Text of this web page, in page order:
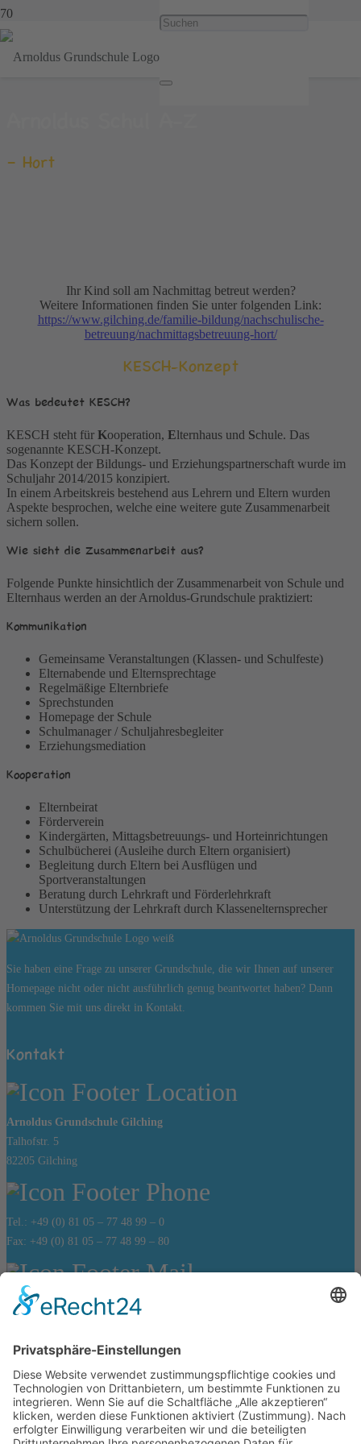
– Hort
Ihr Kind soll am Nachmittag betreut werden?
Weitere Informationen finden Sie unter folgenden Link:
https://www.gilching.de/familie-bildung/nachschulische-
betreuung/nachmittagsbetreuung-hort/
KESCH-Konzept
Was bedeutet KESCH?
KESCH steht für Kooperation, Elternhaus und Schule. Das
sogenannte KESCH-Konzept.
Das Konzept der Bildungs- und Erziehungspartnerschaft wurde im
Schuljahr 2014/2015 konzipiert.
In einem Arbeitskreis bestehend aus Lehrern und Eltern wurden
Aspekte besprochen, welche eine weitere gute Zusammenarbeit
sichern sollen.
Wie sieht die Zusammenarbeit aus?
Folgende Punkte hinsichtlich der Zusammenarbeit von Schule und
Elternhaus werden an der Arnoldus-Grundschule praktiziert:
Kommunikation
Gemeinsame Veranstaltungen (Klassen- und Schulfeste)
Elternabende und Elternsprechtage
Regelmäßige Elternbriefe
Sprechstunden
Homepage der Schule
Schulmanager / Schuljahresbegleiter
Erziehungsmediation
Kooperation
Elternbeirat
Förderverein
Kindergärten, Mittagsbetreuungs- und Horteinrichtungen
Schulbücherei (Ausleihe durch Eltern organisiert)
Begleitung durch Eltern bei Ausflügen und
Sportveranstaltungen
Beratung durch Lehrkraft und Förderlehrkraft
Unterstützung der Lehrkraft durch Klassenelternsprecher
Sie haben eine Frage zu unserer Grundschule, die wir Ihnen auf unserer
Homepage nicht oder nicht ausführlich genug beantwortet haben? Dann
kommen Sie mit uns direkt in Kontakt.
Kontakt
Arnoldus Grundschule Gilching
Talhofstr. 5
82205 Gilching
Tel.: +49 (0) 81 05 – 77 48 99 – 0
Fax: +49 (0) 81 05 – 77 48 99 – 80
sekretariat@arnoldus-grundschule.de
Montag bis Freitag von
07:30 Uhr – 11.30 Uhr